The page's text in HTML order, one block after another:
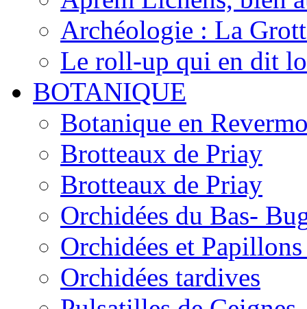
Archéologie : La
Le roll-up qui en dit
BOTANIQUE
Botanique en
Brotteaux de Priay
Brotteaux de Priay
Orchidées du Bas-
Orchidées et
Orchidées tardives